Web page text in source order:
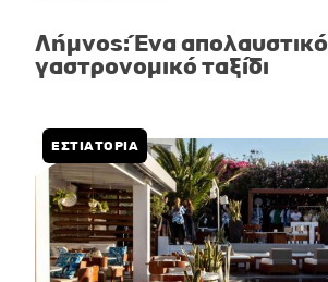
Λήμνος: Ένα απολαυστικό
γαστρονομικό ταξίδι
ΕΣΤΙΑΤΟΡΙΑ